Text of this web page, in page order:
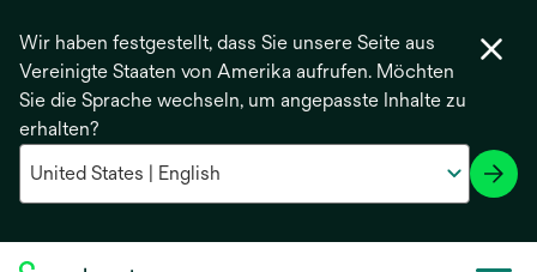
Wir haben festgestellt, dass Sie unsere Seite aus
Vereinigte Staaten von Amerika aufrufen. Möchten
Sie die Sprache wechseln, um angepasste Inhalte zu
erhalten?